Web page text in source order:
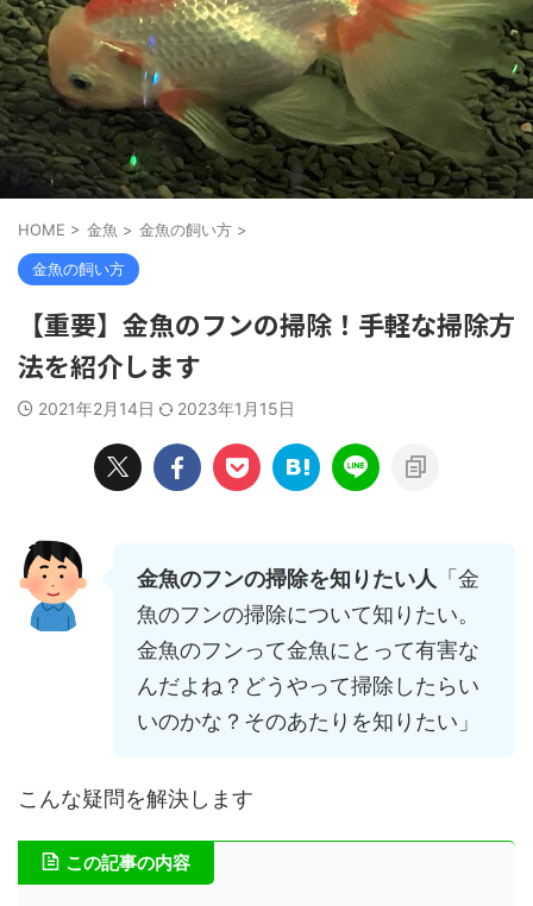
HOME > 金魚 > 金魚の飼い方 >
金魚の飼い方
【重要】金魚のフンの掃除！手軽な掃除方
法を紹介します
2021年2月14日 2023年1月15日
金魚のフンの掃除を知りたい人 「金
魚のフンの掃除について知りたい。
金魚のフンって金魚にとって有害な
んだよね？どうやって掃除したらい
いのかな？そのあたりを知りたい」
こんな疑問を解決します
この記事の内容